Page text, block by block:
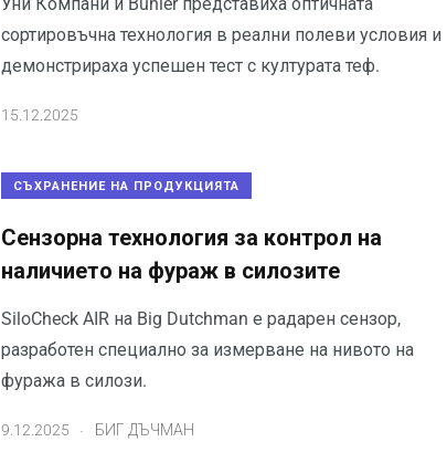
сортировъчна технология в реални полеви условия и
демонстрираха успешен тест с културата теф.
15.12.2025
СЪХРАНЕНИЕ НА ПРОДУКЦИЯТА
Сензорна технология за контрол на
наличието на фураж в силозите
SiloCheck AIR на Big Dutchman е радарен сензор,
разработен специално за измерване на нивото на
фуража в силози.
9.12.2025 БИГ ДЪЧМАН